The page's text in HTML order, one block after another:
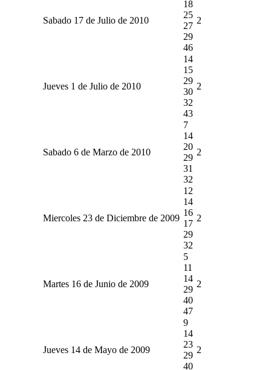
Sabado 17 de Julio de 2010
18
25
27
29
46
2
Jueves 1 de Julio de 2010
14
15
29
30
32
43
2
Sabado 6 de Marzo de 2010
7
14
20
29
31
32
2
Miercoles 23 de Diciembre de 2009
12
14
16
17
29
32
2
Martes 16 de Junio de 2009
5
11
14
29
40
47
2
Jueves 14 de Mayo de 2009
9
14
23
29
40
2